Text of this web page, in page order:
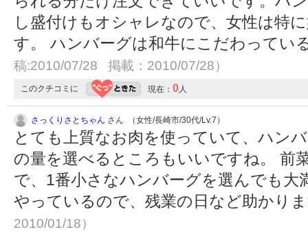
し盛付けもオシャレなので、女性は特
す。 ハンバーグは和牛にこだわってい
稿:2010/07/28 掲載：2010/07/28）
このクチコミに 現在： 0人
さっくりさとちゃん さん （女性/長崎市/30代/Lv.7）
とても上質なお肉を使っていて、ハン
の量を選べるところもいいですね。 前
で、1番小さなハンバーグを選んでも大
やっているので、残業の日など助かり
2010/01/18）